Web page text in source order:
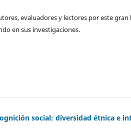
evaluadores y lectores por este
en sus investigaciones.
social: diversidad étnica e